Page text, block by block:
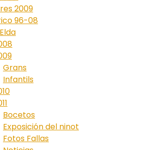
2009
96-08
Grans
Infantils
Bocetos
Exposición del ninot
Fotos Fallas